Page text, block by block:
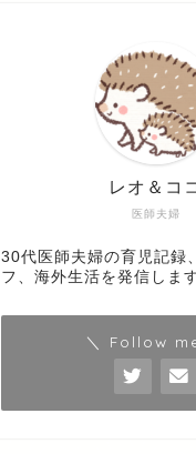
医師夫婦
レオ＆コ
30代医師夫婦の育児記録
フ、海外生活を発信します
＼ Follow